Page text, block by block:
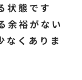
状態です
余裕がない
なくありま